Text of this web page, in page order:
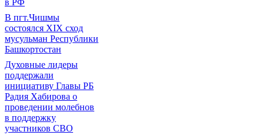
в РФ
В пгт.Чишмы
состоялся XIX сход
мусульман Республики
Башкортостан
Духовные лидеры
поддержали
инициативу Главы РБ
Радия Хабирова о
проведении молебнов
в поддержку
участников СВО